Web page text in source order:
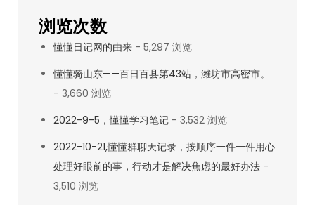
根
本
思
考
浏览次数
懂懂日记网的由来 - 5,297 浏览
懂懂骑山东——百日百县第43站，潍坊市高密市。
- 3,660 浏览
2022-9-5，懂懂学习笔记 - 3,532 浏览
2022-10-21,懂懂群聊天记录，按顺序一件一件用心
处理好眼前的事，行动才是解决焦虑的最好办法 -
3,510 浏览